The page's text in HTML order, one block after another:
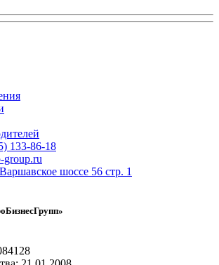
133-86-18
group.ru
шоссе 56 стр. 1